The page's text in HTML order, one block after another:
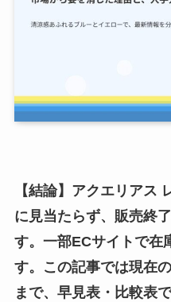
【結論】アクエリアス
に見当たらず、販売終
す。一部ECサイトで在
す。この記事では現在
まで、早見表・比較表